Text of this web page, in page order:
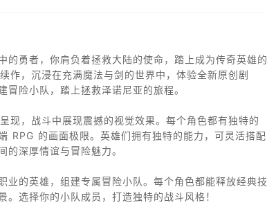
勇者，你肩负着拯救大陆的使命，踏上成为传奇英雄的
，沉浸在充满魔法与剑的世界中，体验全新原创剧
险小队，踏上拯救泽诺尼亚的旅程。​
，战斗中展现震撼的视觉效果。每个角色都有独特的
RPG 的画面极限。英雄们拥有独特的能力，可灵活搭配
深厚情谊与冒险魅力。​
的英雄，组建专属冒险小队。每个角色都能释放经典技
选择你的小队成员，打造独特的战斗风格！​